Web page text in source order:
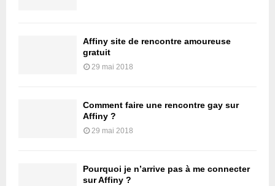
Affiny site de rencontre amoureuse
gratuit
29 mai 2018
Comment faire une rencontre gay sur
Affiny ?
29 mai 2018
Pourquoi je n’arrive pas à me connecter
sur Affiny ?